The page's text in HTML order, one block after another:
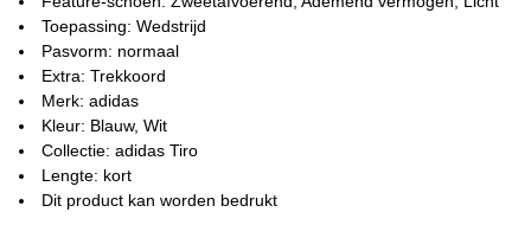
Toepassing: Wedstrijd
Pasvorm: normaal
Extra: Trekkoord
Merk: adidas
Kleur: Blauw, Wit
Collectie: adidas Tiro
Lengte: kort
Dit product kan worden bedrukt